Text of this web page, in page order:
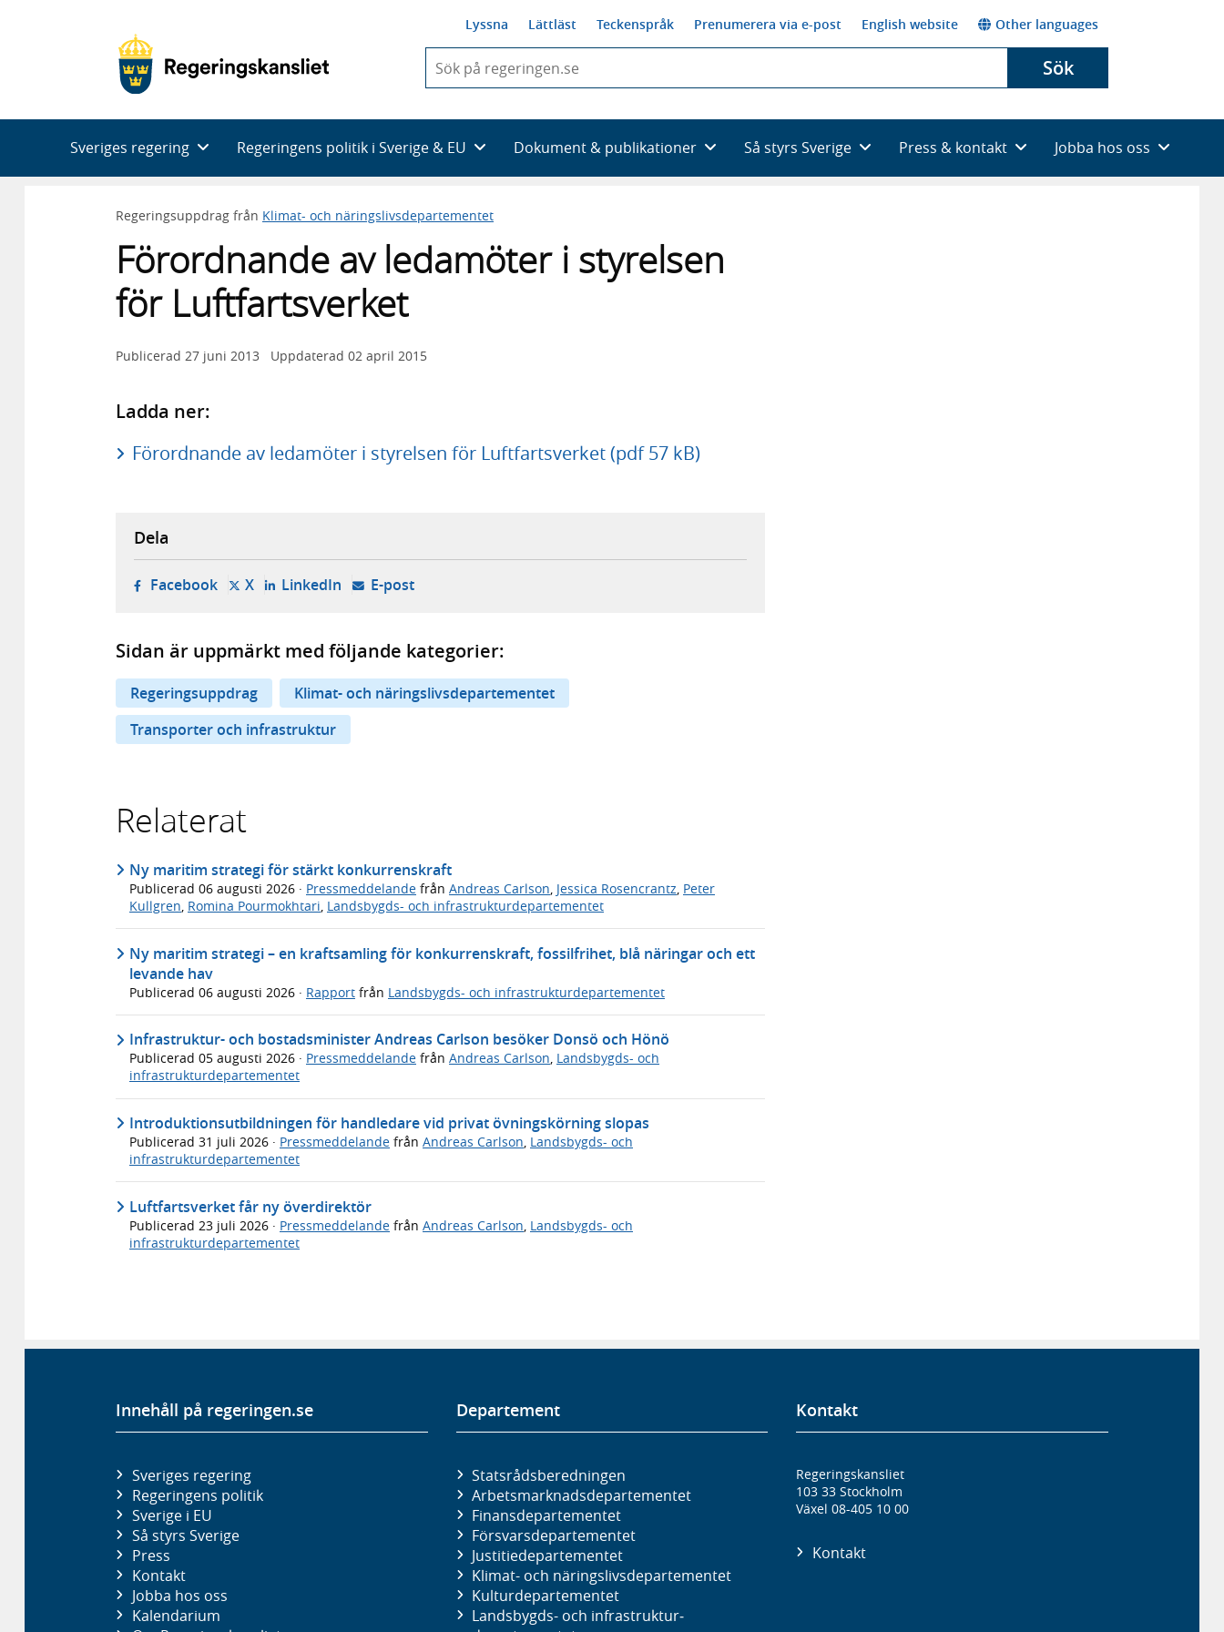
Lyssna Lättläst Teckenspråk Prenumerera via e-post English website Other languages
du
skriva
framträder
en
med
Sök
Sveriges regering Regeringens politik i Sverige & EU Dokument & publikationer Så styrs Sverige Press & kontakt Jobba hos oss
Regeringsuppdrag från Klimat- och näringslivsdepartementet
Förordnande av ledamöter i styrelsen
för Luftfartsverket
Publicerad 27 juni 2013 Uppdaterad 02 april 2015
Ladda ner:
Förordnande av ledamöter i styrelsen för Luftfartsverket (pdf 57 kB)
Dela
Facebook- öppnas i ny flik, extern webbplats,
X- öppnas i ny flik, extern webbplats,
LinkedIn- öppnas i ny flik, extern webbplats,
E-post- öppnar din e-postklient,
Sidan är uppmärkt med följande kategorier:
Regeringsuppdrag
Klimat- och näringslivsdepartementet
Transporter och infrastruktur
Relaterat
Ny maritim strategi för stärkt konkurrenskraft
Publicerad 06 augusti 2026 · Pressmeddelande från Andreas Carlson, Jessica Rosencrantz, Peter
Kullgren, Romina Pourmokhtari, Landsbygds- och infrastrukturdepartementet
Ny maritim strategi – en kraftsamling för konkurrenskraft, fossilfrihet, blå näringar och ett
levande hav
Publicerad 06 augusti 2026 · Rapport från Landsbygds- och infrastrukturdepartementet
Infrastruktur- och bostadsminister Andreas Carlson besöker Donsö och Hönö
Publicerad 05 augusti 2026 · Pressmeddelande från Andreas Carlson, Landsbygds- och
infrastrukturdepartementet
Introduktionsutbildningen för handledare vid privat övningskörning slopas
Publicerad 31 juli 2026 · Pressmeddelande från Andreas Carlson, Landsbygds- och
infrastrukturdepartementet
Luftfartsverket får ny överdirektör
Publicerad 23 juli 2026 · Pressmeddelande från Andreas Carlson Landsbygds- och
infrastrukturdepartementet
Innehåll på regeringen.se
Sveriges regering
Regeringens politik
Sverige i EU
Så styrs Sverige
Press
Kontakt
Jobba hos oss
Kalendarium
Departement
Statsrådsberedningen
Arbetsmarknads­departementet
Finans­departementet
Försvars­departementet
Justitie­departementet
Klimat- och näringslivs­departementet
Kultur­departementet
Landsbygds- och infrastruktur­
Kontakt
Regeringskansliet
103 33 Stockholm
Växel 08-405 10 00
Kontakt